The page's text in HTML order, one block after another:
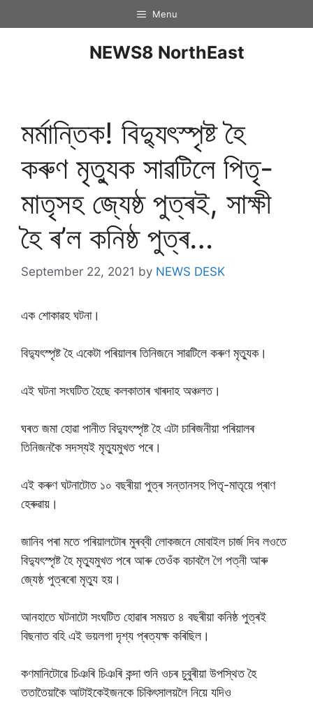
Menu
NEWS8 NorthEast
মৰ্মান্তিক! বিদ্যুৎস্পৃষ্ট হৈ
কৰুণ মৃত্যুক সাৱটিলে পিতৃ-
মাতৃসহ জ্যেষ্ঠ পুত্ৰই, সাক্ষী
হৈ ৰ’ল কনিষ্ঠ পুত্ৰ…
September 22, 2021 by NEWS DESK
এক শোকাৱহ ঘটনা।
বিদ্যুৎস্পৃষ্ট হৈ একেটা পৰিয়ালৰ তিনিজনে সাৱটিলে কৰুণ মৃত্যুক।
এই ঘটনা সংঘটিত হৈছে কলকাতাৰ খাৰদাহ অঞ্চলত।
ঘৰত জমা হোৱা পানীত বিদ্যুৎস্পৃষ্ট হৈ এটা চাৰিজনীয়া পৰিয়ালৰ
তিনিজনকৈ সদস্যই মৃত্যুমুখত পৰে।
এই কৰুণ ঘটনাটোত ১০ বছৰীয়া পুত্ৰ সন্তানসহ পিতৃ-মাতৃয়ে প্ৰাণ
হেৰুৱায়।
জানিব পৰা মতে পৰিয়ালটোৰ মুৰব্বী লোকজনে মোবাইল চাৰ্জ দিব লওতে
বিদ্যুৎস্পৃষ্ট হৈ মৃত্যুমুখত পৰে আৰু তেওঁক বচাবলৈ গৈ পত্নী আৰু
জ্যেষ্ঠ পুত্ৰৰো মৃত্যু হয়।
আনহাতে ঘটনাটো সংঘটিত হোৱাৰ সময়ত ৪ বছৰীয়া কনিষ্ঠ পুত্ৰই
বিছনাত বহি এই ভয়লগা দৃশ্য প্ৰত্যক্ষ কৰিছিল।
কণমানিটোৱে চিঞৰি চিঞৰি কন্দা শুনি ওচৰ চুবুৰীয়া উপস্থিত হৈ
ততাতৈয়াকৈ আটাইকেইজনকে চিকিৎসালয়লৈ নিয়ে যদিও